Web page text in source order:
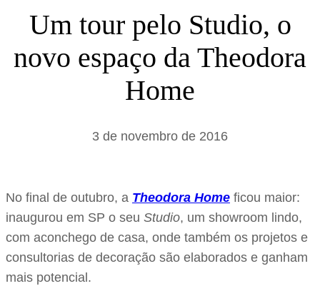
a
r
Um tour pelo Studio, o
novo espaço da Theodora
Home
3 de novembro de 2016
No final de outubro, a Theodora Home ficou maior:
inaugurou em SP o seu Studio, um showroom lindo,
com aconchego de casa, onde também os projetos e
consultorias de decoração são elaborados e ganham
mais potencial.